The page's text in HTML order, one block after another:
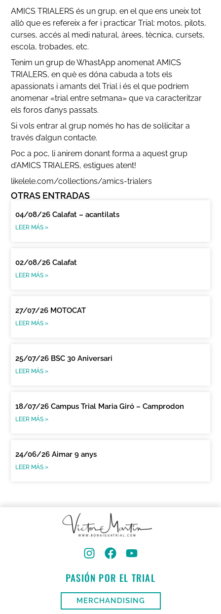
AMICS TRIALERS és un grup, en el que ens uneix tot
allò que es refereix a fer i practicar Trial: motos, pilots,
curses, accés al medi natural, àrees, tècnica, cursets,
escola, trobades, etc.
Tenim un grup de WhastApp anomenat AMICS
TRIALERS, en què es dóna cabuda a tots els
apassionats i amants del Trial i és el que podríem
anomenar «trial entre setmana» que va caracteritzar
els foros d’anys passats.
Si vols entrar al grup només ho has de sol·licitar a
través d’algun contacte.
Poc a poc, li anirem donant forma a aquest grup
d’AMICS TRIALERS, estigues atent!
likelele.com/collections/amics-trialers
OTRAS ENTRADAS
04/08/26 Calafat – acantilats
LEER MÁS »
02/08/26 Calafat
LEER MÁS »
27/07/26 MOTOCAT
LEER MÁS »
25/07/26 BSC 30 Aniversari
LEER MÁS »
18/07/26 Campus Trial Maria Giró – Camprodon
LEER MÁS »
24/06/26 Aimar 9 anys
LEER MÁS »
PASIÓN POR EL TRIAL
MERCHANDISING